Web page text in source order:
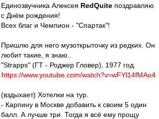
Единозвучника Алексея RedQuite поздравляю
с Днём рождения!
Всех благ и Чемпион - "Спартак"!
Пришлю для него музоткрыточку из редких. Он
любит такие, я знаю..
"Strapps" (ГТ - Роджер Гловер), 1977 год.
https://www.youtube.com/watch?v=wFYl14fMAo4
(вздыхает) Хотелки на тур.
- Карпину в Москве добавить к своим 5 один
балл. А лучше три. Тогда я всё ему прощу